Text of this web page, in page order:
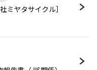
ミヤタサイクル］